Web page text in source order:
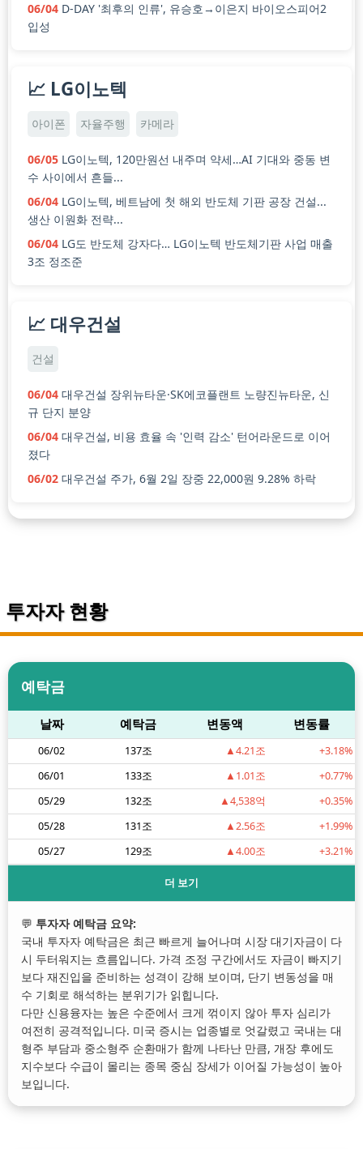
06/04 D-DAY '최후의 인류', 유승호→이은지 바이오스피어2
입성
📈 LG이노텍
아이폰 자율주행 카메라
06/05 LG이노텍, 120만원선 내주며 약세…AI 기대와 중동 변
수 사이에서 흔들...
06/04 LG이노텍, 베트남에 첫 해외 반도체 기판 공장 건설...
생산 이원화 전략...
06/04 LG도 반도체 강자다… LG이노텍 반도체기판 사업 매출
3조 정조준
📈 대우건설
건설
06/04 대우건설 장위뉴타운·SK에코플랜트 노량진뉴타운, 신
규 단지 분양
06/04 대우건설, 비용 효율 속 '인력 감소' 턴어라운드로 이어
졌다
06/02 대우건설 주가, 6월 2일 장중 22,000원 9.28% 하락
투자자 현황
예탁금
날짜 예탁금 변동액 변동률
06/02 137조 ▲4.21조
+3.18%
06/01
133조 ▲1.01조
+0.77%
05/29
132조 ▲4,538억
+0.35%
05/28
131조 ▲2.56조
+1.99%
05/27
129조 ▲4.00조 +3.21%
더 보기
💬 투자자 예탁금 요약:
국내 투자자 예탁금은 최근 빠르게 늘어나며 시장 대기자금이 다
시 두터워지는 흐름입니다. 가격 조정 구간에서도 자금이 빠지기
보다 재진입을 준비하는 성격이 강해 보이며, 단기 변동성을 매
수 기회로 해석하는 분위기가 읽힙니다.
다만 신용융자는 높은 수준에서 크게 꺾이지 않아 투자 심리가
여전히 공격적입니다. 미국 증시는 업종별로 엇갈렸고 국내는 대
형주 부담과 중소형주 순환매가 함께 나타난 만큼, 개장 후에도
지수보다 수급이 몰리는 종목 중심 장세가 이어질 가능성이 높아
보입니다.